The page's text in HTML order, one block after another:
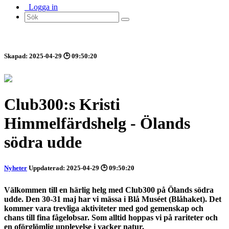
Logga in
Skapad: 2025-04-29 🕒 09:50:20
Club300:s Kristi
Himmelfärdshelg - Ölands
södra udde
Nyheter Uppdaterad: 2025-04-29 🕒 09:50:20
Välkommen till en härlig helg med Club300 på Ölands södra
udde. Den 30-31 maj har vi mässa i Blå Muséet (Blåhaket). Det
kommer vara trevliga aktiviteter med god gemenskap och
chans till fina fågelobsar. Som alltid hoppas vi på rariteter och
en oförglömlig upplevelse i vacker natur.